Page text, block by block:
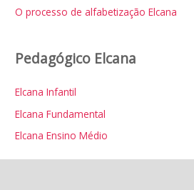
r
O processo de alfabetização Elcana
Pedagógico Elcana
Elcana Infantil
Elcana Fundamental
Elcana Ensino Médio